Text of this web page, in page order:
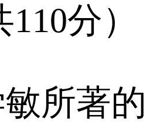
分）
所著的